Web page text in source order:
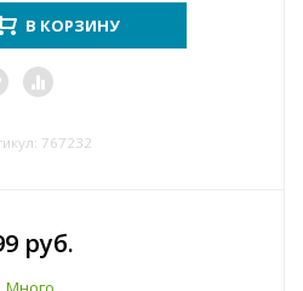
В КОРЗИНУ
767232
руб.